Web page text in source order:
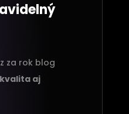
za rok blog
kvalita aj